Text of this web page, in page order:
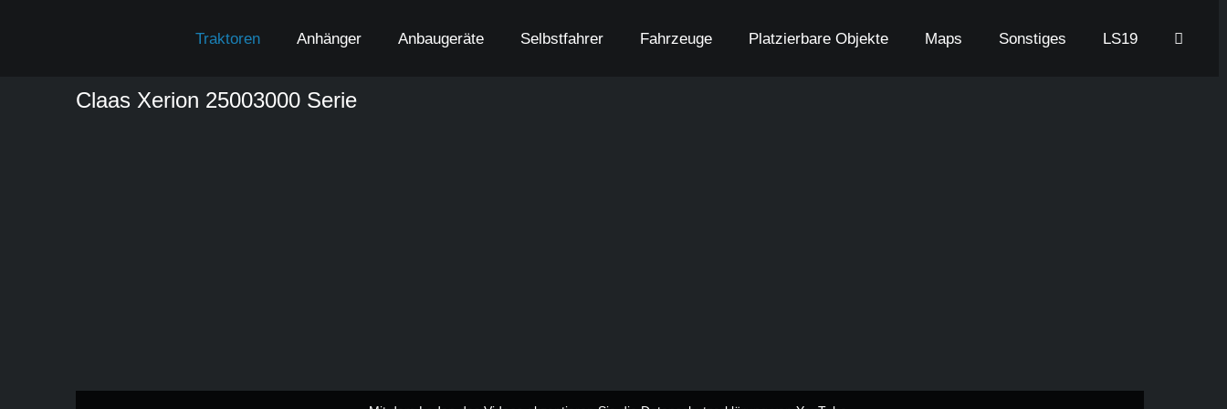
Traktoren Anhänger Anbaugeräte Selbstfahrer Fahrzeuge Platzierbare Objekte Maps Sonstiges LS19
Claas Xerion 25003000 Serie